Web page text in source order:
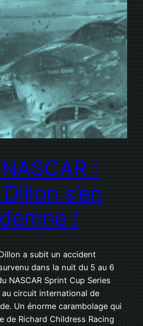
:
s’en
!
a subit un accident
dans la nuit du 5 au 6
NASCAR Sprint Cup Series
circuit international de
Un énorme carambolage qui
de Richard Childress Racing